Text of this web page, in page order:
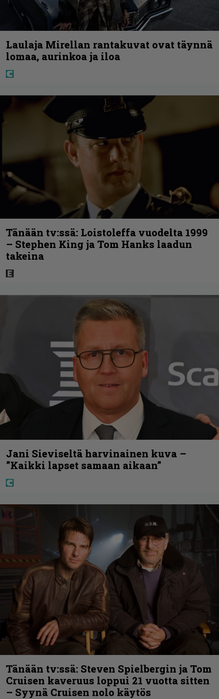
Laulaja Mirellan rantakuvat ovat täynnä
lomaa, aurinkoa ja iloa
Tänään tv:ssä: Loistoleffa vuodelta 1999
– Stephen King ja Tom Hanks laadun
takeina
Jani Sieviseltä harvinainen kuva –
”Kaikki lapset samaan aikaan”
Tänään tv:ssä: Steven Spielbergin ja Tom
Cruisen kaveruus loppui 21 vuotta sitten
– Syynä Cruisen nolo käytös